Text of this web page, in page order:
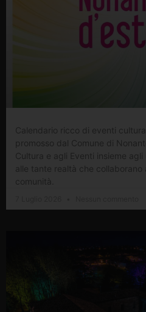
Calendario ricco di eventi
promosso dal Comune di
Cultura e agli Eventi insieme
alle tante realtà che collaborano
comunità.